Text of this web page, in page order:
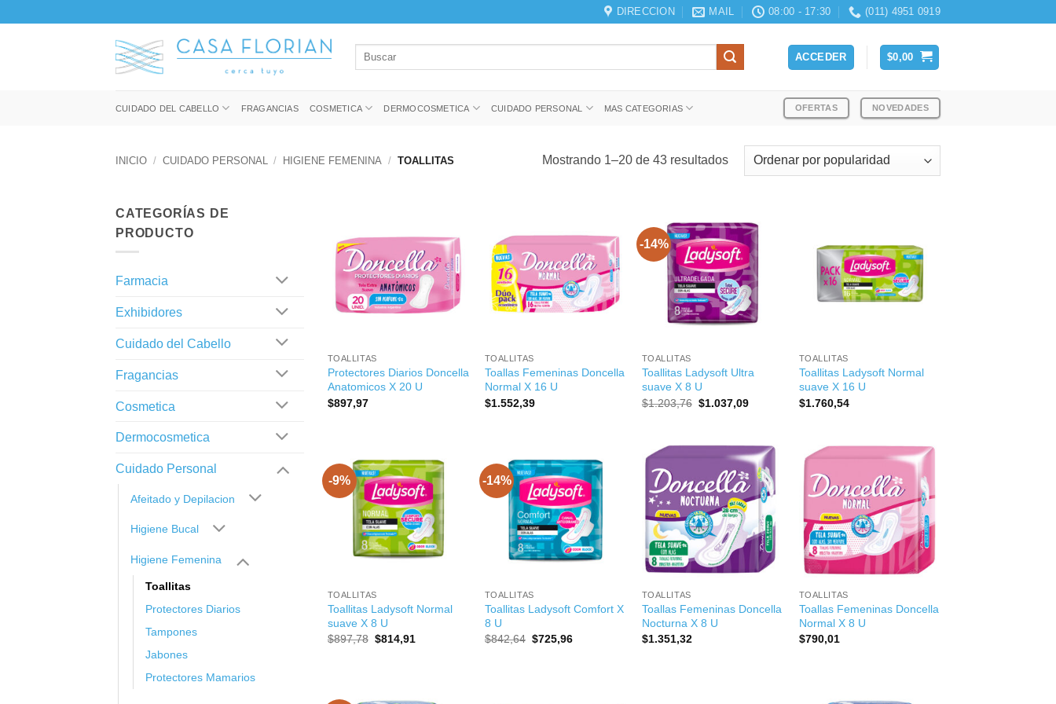
DIRECCION MAIL 08:00 - 17:30 (011) 4951 0919
Buscar
ACCEDER $0,00
CUIDADO DEL CABELLO FRAGANCIAS COSMETICA DERMOCOSMETICA CUIDADO PERSONAL MAS CATEGORIAS OFERTAS NOVEDADES
INICIO / CUIDADO PERSONAL / HIGIENE FEMENINA / TOALLITAS Mostrando 1–20 de 43 resultadosOrdenado
por
CATEGORÍAS DE
PRODUCTO
Farmacia
Exhibidores
Cuidado del Cabello
Fragancias
Cosmetica
Dermocosmetica
Cuidado Personal
Afeitado y Depilacion
Higiene Bucal
Higiene Femenina
Toallitas
Protectores Diarios
Tampones
Jabones
Protectores Mamarios
TOALLITAS
Protectores Diarios Doncella
Anatomicos X 20 U
$897,97
TOALLITAS
Toallas Femeninas Doncella
Normal X 16 U
$1.552,39
-14%
TOALLITAS
Toallitas Ladysoft Ultra
suave X 8 U
$1.203,76 El
$1.203,76.
$1.037,09El
$1.037,09.
TOALLITAS
Toallitas Ladysoft Normal
suave X 16 U
$1.760,54
-9%
TOALLITAS
Toallitas Ladysoft Normal
suave X 8 U
$897,78 El
$814,91El
-14%
TOALLITAS
Toallitas Ladysoft Comfort X
8 U
$842,64 El
$725,96El
+
TOALLITAS
Toallas Femeninas Doncella
Nocturna X 8 U
$1.351,32
+
TOALLITAS
Toallas Femeninas Doncella
Normal X 8 U
$790,01